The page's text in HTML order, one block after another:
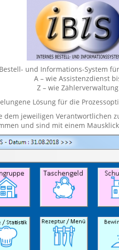
und Informations-System
A – wie Assistenzdienst
Z – wie Zählerverwaltung
Lösung für die
jeweiligen Verantwortlichen
und sind mit einem